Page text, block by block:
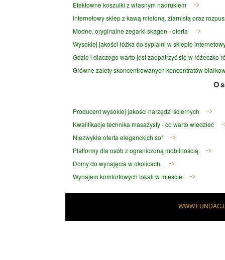
Efektowne koszulki z własnym nadrukiem
Internetowy sklep z kawą mieloną, ziarnistą oraz
Modne, oryginalne zegarki skagen - oferta
Wysokiej jakości łóżka do sypialni w sklepie
Gdzie i dlaczego warto jest zaopatrzyć się w łóżeczko
Główne zalety skoncentrowanych koncentratów
Producent wysokiej jakości narzędzi ściernych
Kwalifikacje technika masażysty - co warto wiedzieć
Niezwykła oferta eleganckich sof
Platformy dla osób z ograniczoną mobilnością
Domy do wynajęcia w okolicach.
Wynajem komfortowych lokali w mieście